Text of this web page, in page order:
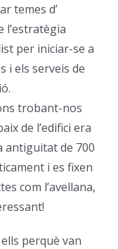
Sistemes
Assistència a la
Gestió de vendes i
Desenvolupament
de serveis
d’idiomes
a l’empresa
| Erasmus +
temes d’
l’estratègia
per iniciar-se a
i els serveis de
trobant-nos
de l’edifici era
antiguitat de 700
i es fixen
com l’avellana,
perquè van